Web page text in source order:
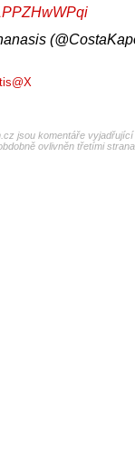
jsou komentáře
ovlivněn třetími